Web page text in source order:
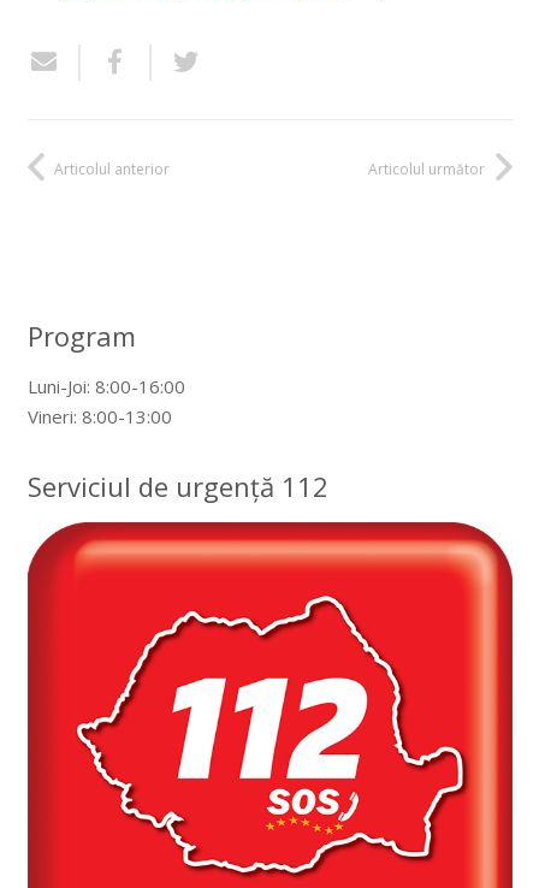
Articolul anterior Articolul următor
Program
Luni-Joi: 8:00-16:00
Vineri: 8:00-13:00
Serviciul de urgență 112